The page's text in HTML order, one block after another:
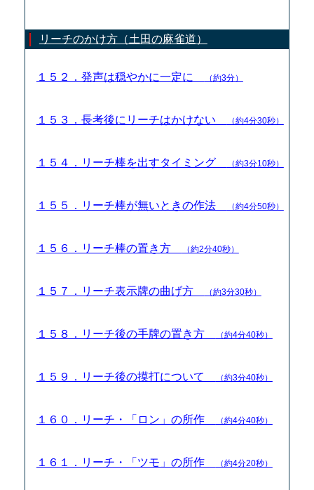
リーチのかけ方（土田の麻雀道）
１５２．発声は穏やかに一定に （約3分）
１５３．長考後にリーチはかけない （約4分30秒）
１５４．リーチ棒を出すタイミング （約3分10秒）
１５５．リーチ棒が無いときの作法 （約4分50秒）
１５６．リーチ棒の置き方 （約2分40秒）
１５７．リーチ表示牌の曲げ方 （約3分30秒）
１５８．リーチ後の手牌の置き方 （約4分40秒）
１５９．リーチ後の摸打について （約3分40秒）
１６０．リーチ・「ロン」の所作 （約4分40秒）
１６１．リーチ・「ツモ」の所作 （約4分20秒）